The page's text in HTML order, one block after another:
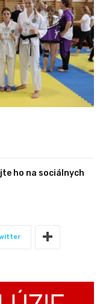
ho na sociálnych